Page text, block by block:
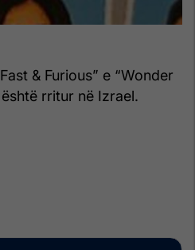
& Furious” e “Wonder
rritur në Izrael.